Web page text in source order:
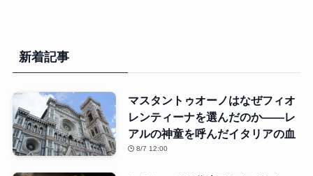
新着記事
マスタントゥオーノはなぜフィオ
レンティーナを選んだのか――レ
アルの神童を呼んだイタリアの血
8/7 12:00